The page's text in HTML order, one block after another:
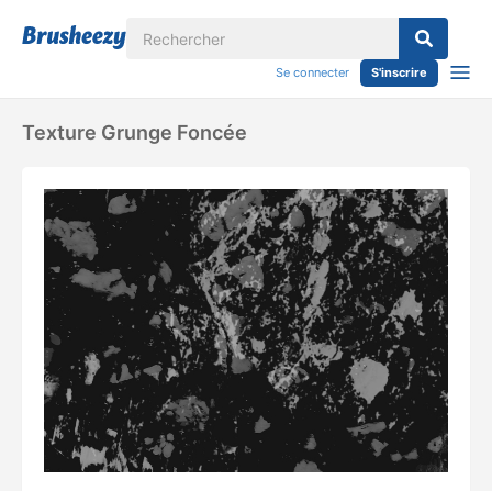
Se connecter S'inscrire
Texture Grunge Foncée